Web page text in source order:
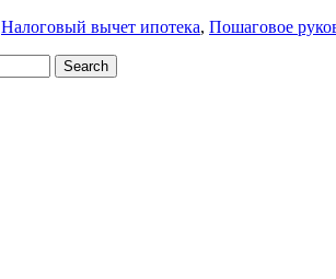
Налоговый вычет ипотека, Пошаговое